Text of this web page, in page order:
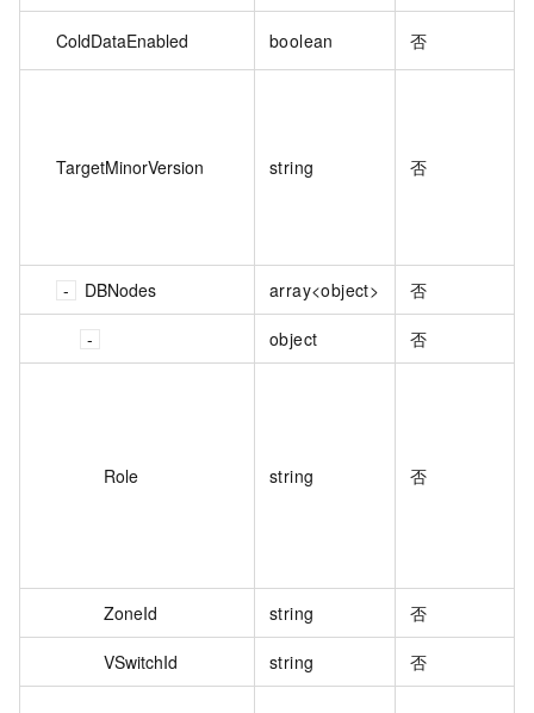
ColdDataEnabled boolean 否
TargetMinorVersion string 否
DBNodes array<object> 否
object 否
Role string 否
ZoneId string 否
VSwitchId string 否